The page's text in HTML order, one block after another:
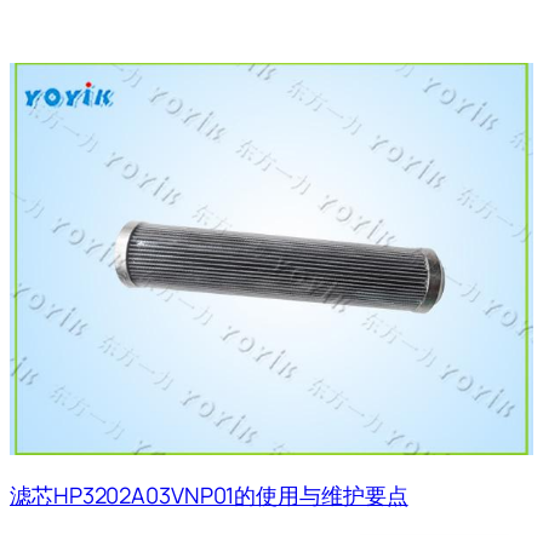
滤芯HP3202A03VNP01的使用与维护要点